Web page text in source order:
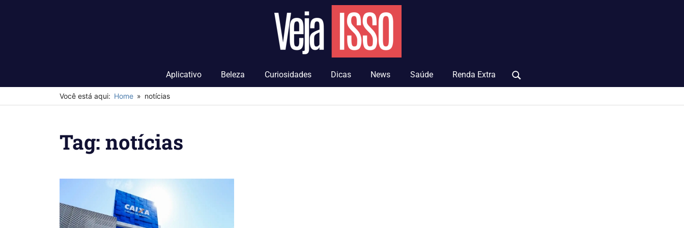
Veja
Aplicativo Beleza Curiosidades Dicas News Saúde
Renda Extra
Search
Você está aqui: Home notícias
Tag: notícias